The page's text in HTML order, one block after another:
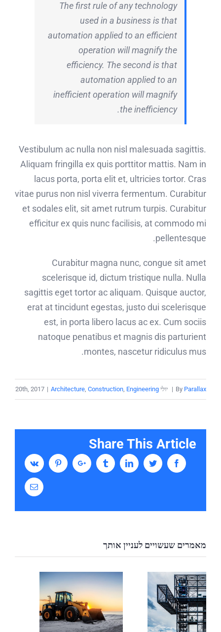
The first rule of any technology
used in a business is that
automation applied to an efficient
operation will magnify the
efficiency. The second is that
automation applied to an
inefficient operation will magnify
the inefficiency.
Vestibulum ac nulla non nisl malesuada sagittis.
Aliquam fringilla ex quis porttitor mattis. Nam in
lacus porta, porta elit et, ultricies tortor. Cras
vitae purus non nisl viverra fermentum. Curabitur
et sodales elit, sit amet rutrum turpis. Curabitur
efficitur ex quis nunc facilisis, at commodo mi
pellentesque.
Curabitur magna nunc, congue sit amet
scelerisque id, dictum tristique nulla. Nulla
sagittis eget tortor ac aliquam. Quisque auctor,
erat at tincidunt egestas, justo dui scelerisque
est, in porta libero lacus ac ex. Cum sociis
natoque penatibus et magnis dis parturient
montes, nascetur ridiculus mus.
By Parallax
| יולי 20th, 2017 | Architecture, Construction, Engineering
Share This Article
Facebook
Twitter
Linkedin
Tumblr
Google+
Pinterest
Vk
Email
מאמרים שעשויים לעניין אותך